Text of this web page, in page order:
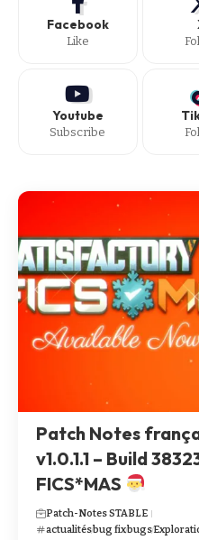
Facebook
Like
Youtube
Subscribe
Patch Notes
v1.0.1.1 – Build
FICS*MAS
Patch-Notes STABLE
actualitésbug fixbugs